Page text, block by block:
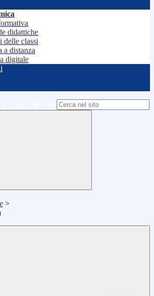
didattiche
delle classi
a distanza
digitale
>